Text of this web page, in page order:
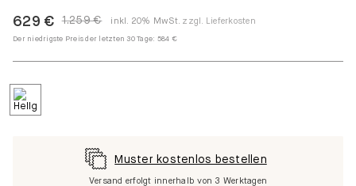
1.259 €
629 € inkl. 20% MwSt. zzgl. Lieferkosten
Der niedrigste Preis der letzten 30 Tage: 584 €
Muster kostenlos bestellen
Versand erfolgt innerhalb von 3 Werktagen